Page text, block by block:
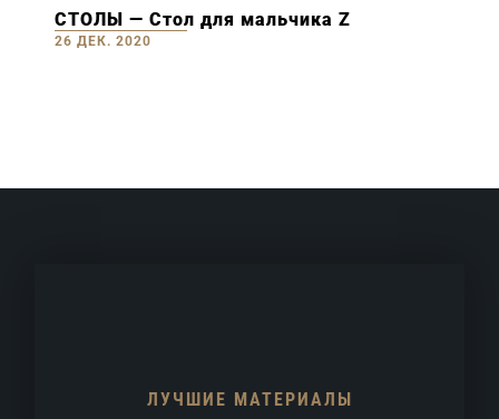
СТОЛЫ — Стол для мальчика Z
26 ДЕК. 2020
ЛУЧШИЕ МАТЕРИАЛЫ